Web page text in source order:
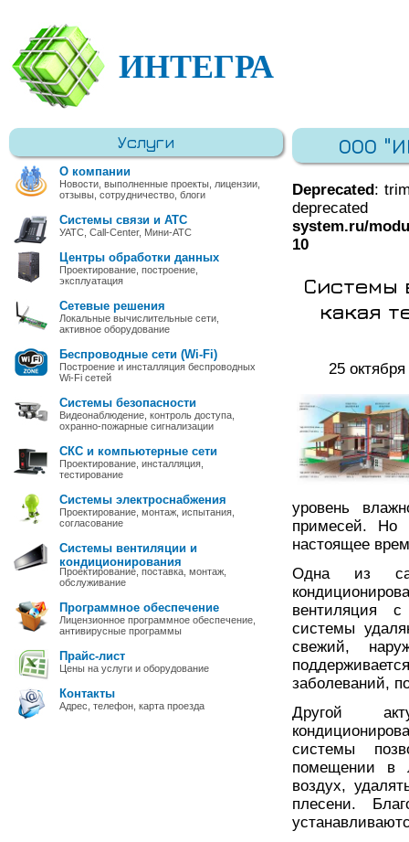
ИНТЕГРА
Услуги
О компании
Новости, выполненные проекты, лицензии,
отзывы, сотрудничество, блоги
Системы связи и АТС
УАТС, Call-Center, Мини-АТС
Центры обработки данных
Проектирование, построение,
эксплуатация
Сетевые решения
Локальные вычислительные сети,
активное оборудование
Беспроводные сети (Wi-Fi)
Построение и инсталляция беспроводных
Wi-Fi сетей
Системы безопасности
Видеонаблюдение, контроль доступа,
охранно-пожарные сигнализации
СКС и компьютерные сети
Проектирование, инсталляция,
тестирование
Системы электроснабжения
Проектирование, монтаж, испытания,
согласование
Системы вентиляции и
кондиционирования
Проектирование, поставка, монтаж,
обслуживание
Программное обеспечение
Лицензионное программное обеспечение,
антивирусные программы
Прайс-лист
Цены на услуги и оборудование
Контакты
Адрес, телефон, карта проезда
ООО
Deprecated:
system.ru/
10
Системы
какая
25
уровень
примесей. Но
настоящее
Одна из
вентиляция
системы
свежий,
заболеваний,
Другой
системы
помещении в
воздух,
плесени.